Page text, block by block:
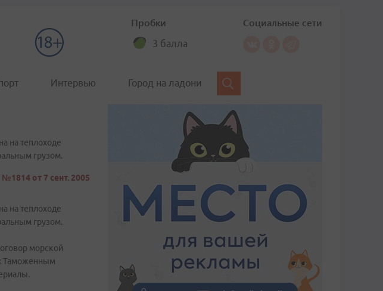
Пробки
3 балла
Социальные сети
Интервью Город на ладони
на теплоходе
грузом.
от 7 сент. 2005
на теплоходе
грузом.
морской
Таможенным